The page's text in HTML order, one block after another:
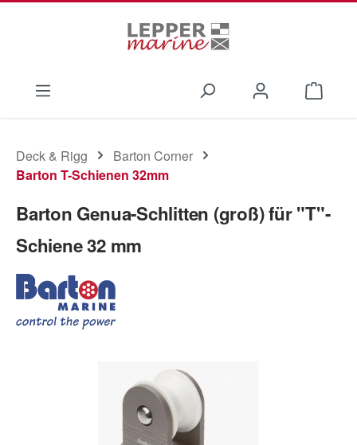
Deck & Rigg
Barton Corner
Barton T-Schienen 32mm
Barton Genua-Schlitten (groß) für "T"-
Schiene 32 mm